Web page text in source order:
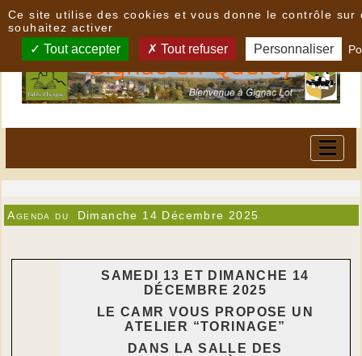
Agenda du Dimanche 14 Décembre 2025
SAMEDI 13 ET DIMANCHE 14
DÉCEMBRE 2025
LE CAMR VOUS PROPOSE UN
ATELIER “TORINAGE”
DANS LA SALLE DES
Ce site utilise des cookies et vous donne le contrôle sur
souhaitez activer
Tout accepter Tout refuser Personnaliser